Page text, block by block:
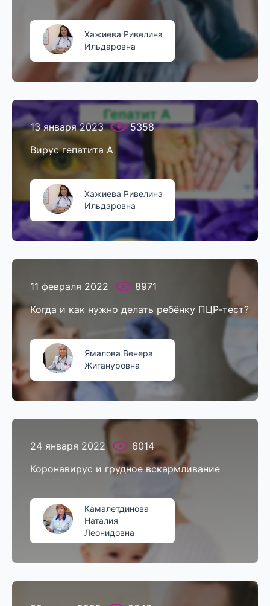
Хажиева Ривелина
Ильдаровна
13 января 2023
5358
Вирус гепатита А
Хажиева Ривелина
Ильдаровна
11 февраля 2022
8971
Когда и как нужно делать ребёнку ПЦР-тест?
Ямалова Венера
Жигануровна
24 января 2022
6014
Коронавирус и грудное вскармливание
Камалетдинова
Наталия
Леонидовна